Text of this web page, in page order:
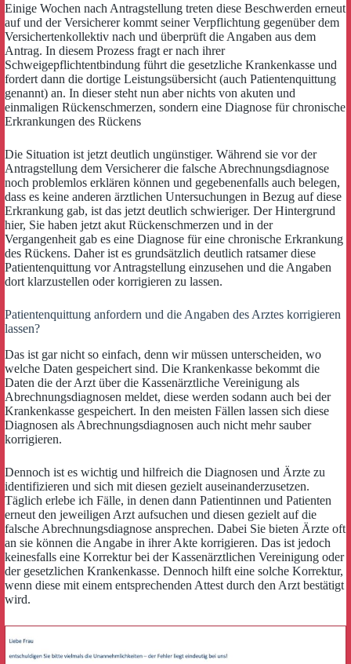
Einige Wochen nach Antragstellung treten diese Beschwerden erneut
auf und der Versicherer kommt seiner Verpflichtung gegenüber dem
Versichertenkollektiv nach und überprüft die Angaben aus dem
Antrag. In diesem Prozess fragt er nach ihrer
Schweigepflichtentbindung führt die gesetzliche Krankenkasse und
fordert dann die dortige Leistungsübersicht (auch Patientenquittung
genannt) an. In dieser steht nun aber nichts von akuten und
einmaligen Rückenschmerzen, sondern eine Diagnose für chronische
Erkrankungen des Rückens
Die Situation ist jetzt deutlich ungünstiger. Während sie vor der
Antragstellung dem Versicherer die falsche Abrechnungsdiagnose
noch problemlos erklären können und gegebenenfalls auch belegen,
dass es keine anderen ärztlichen Untersuchungen in Bezug auf diese
Erkrankung gab, ist das jetzt deutlich schwieriger. Der Hintergrund
hier, Sie haben jetzt akut Rückenschmerzen und in der
Vergangenheit gab es eine Diagnose für eine chronische Erkrankung
des Rückens. Daher ist es grundsätzlich deutlich ratsamer diese
Patientenquittung vor Antragstellung einzusehen und die Angaben
dort klarzustellen oder korrigieren zu lassen.
Patientenquittung anfordern und die Angaben des Arztes korrigieren
lassen?
Das ist gar nicht so einfach, denn wir müssen unterscheiden, wo
welche Daten gespeichert sind. Die Krankenkasse bekommt die
Daten die der Arzt über die Kassenärztliche Vereinigung als
Abrechnungsdiagnosen meldet, diese werden sodann auch bei der
Krankenkasse gespeichert. In den meisten Fällen lassen sich diese
Diagnosen als Abrechnungsdiagnosen auch nicht mehr sauber
korrigieren.
Dennoch ist es wichtig und hilfreich die Diagnosen und Ärzte zu
identifizieren und sich mit diesen gezielt auseinanderzusetzen.
Täglich erlebe ich Fälle, in denen dann Patientinnen und Patienten
erneut den jeweiligen Arzt aufsuchen und diesen gezielt auf die
falsche Abrechnungsdiagnose ansprechen. Dabei Sie bieten Ärzte oft
an sie können die Angabe in ihrer Akte korrigieren. Das ist jedoch
keinesfalls eine Korrektur bei der Kassenärztlichen Vereinigung oder
der gesetzlichen Krankenkasse. Dennoch hilft eine solche Korrektur,
wenn diese mit einem entsprechenden Attest durch den Arzt bestätigt
wird.